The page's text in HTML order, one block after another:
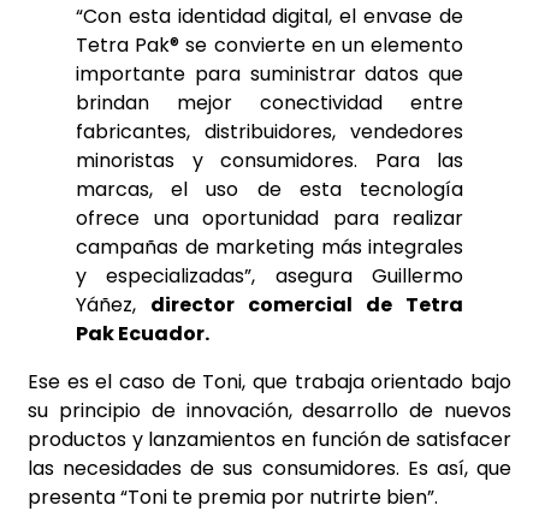
“Con esta identidad digital, el envase de
Tetra Pak® se convierte en un elemento
importante para suministrar datos que
brindan mejor conectividad entre
fabricantes, distribuidores, vendedores
minoristas y consumidores. Para las
marcas, el uso de esta tecnología
ofrece una oportunidad para realizar
campañas de marketing más integrales
y especializadas”, asegura Guillermo
Yáñez, director comercial de Tetra
Pak Ecuador.
Ese es el caso de Toni, que trabaja orientado bajo
su principio de innovación, desarrollo de nuevos
productos y lanzamientos en función de satisfacer
las necesidades de sus consumidores. Es así, que
presenta “Toni te premia por nutrirte bien”.